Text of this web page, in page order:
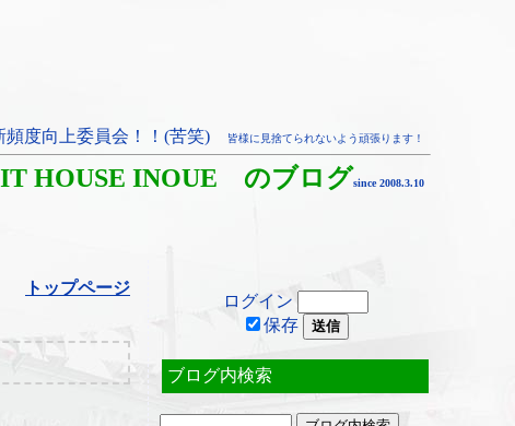
頻度向上委員会！！(苦笑) 皆様に見捨てられないよう頑張ります！
HOUSE INOUE のブログsince 2008.3.10
トップページ
ログイン
保存
ブログ内検索